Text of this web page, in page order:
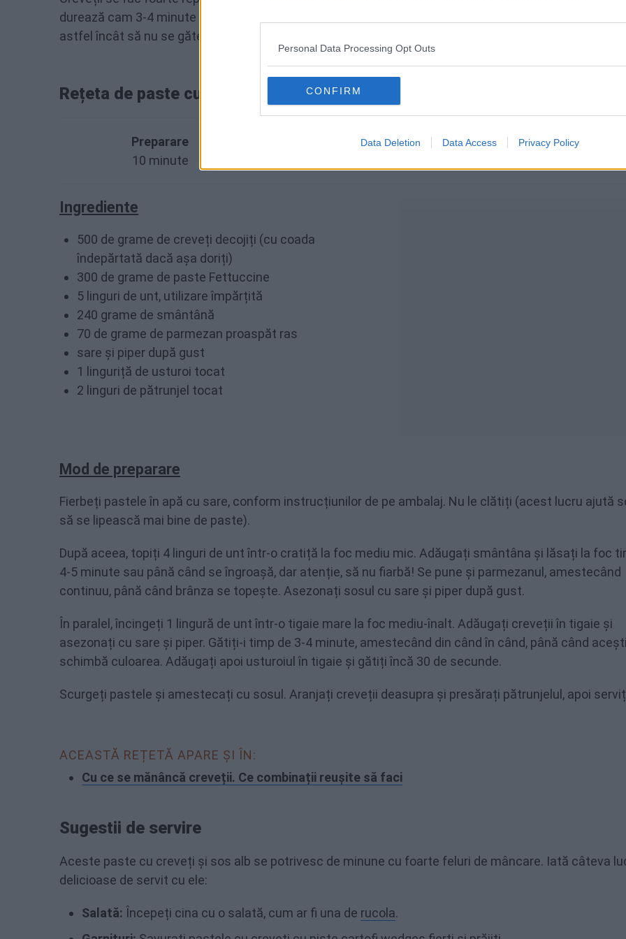
Personal Data Processing Opt Outs
CONFIRM
Data Deletion Data Access Privacy Policy
durează cam 3-4 minute pentru a găti creveții de mărime medie. Asigurați-vă că nu îi scăpați din
astfel încât să nu se gătească prea mult.
Rețeta de paste cu creveți și sos alb
Preparare
10 minute
Gătire
Timp total
Ingrediente
500 de grame de creveți decojiți (cu coada
îndepărtată dacă așa doriți)
300 de grame de paste Fettuccine
5 linguri de unt, utilizare împărțită
240 grame de smântână
70 de grame de parmezan proaspăt ras
sare și piper după gust
1 linguriță de usturoi tocat
2 linguri de pătrunjel tocat
Mod de preparare
Fierbeți pastele în apă cu sare, conform instrucțiunilor de pe ambalaj. Nu le clătiți (acest lucru ajută
să se lipească mai bine de paste).
După aceea, topiți 4 linguri de unt într-o cratiță la foc mediu mic. Adăugați smântâna și lăsați la foc
4-5 minute sau până când se îngroașă, dar atenție, să nu fiarbă! Se pune și parmezanul, amestecând
continuu, până când brânza se topește. Asezonați sosul cu sare și piper după gust.
În paralel, încingeți 1 lingură de unt într-o tigaie mare la foc mediu-înalt. Adăugați creveții în tigaie și
asezonați cu sare și piper. Gătiți-i timp de 3-4 minute, amestecând din când în când, până când
schimbă culoarea. Adăugați apoi usturoiul în tigaie și gătiți încă 30 de secunde.
Scurgeți pastele și amestecați cu sosul. Aranjați creveții deasupra și presărați pătrunjelul, apoi
ACEASTĂ REȚETĂ APARE ȘI ÎN:
Cu ce se mănâncă creveții. Ce combinații reușite să faci
Sugestii de servire
Aceste paste cu creveți și sos alb se potrivesc de minune cu foarte feluri de mâncare. Iată câteva
delicioase de servit cu ele:
Salată: Începeți cina cu o salată, cum ar fi una de rucola.